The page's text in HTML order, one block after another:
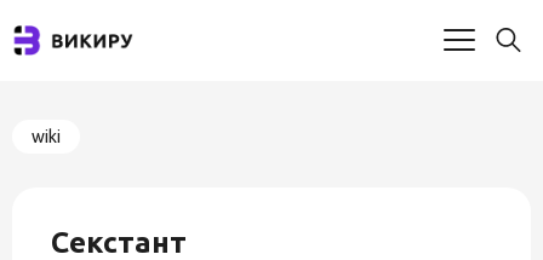
wiki
Секстант